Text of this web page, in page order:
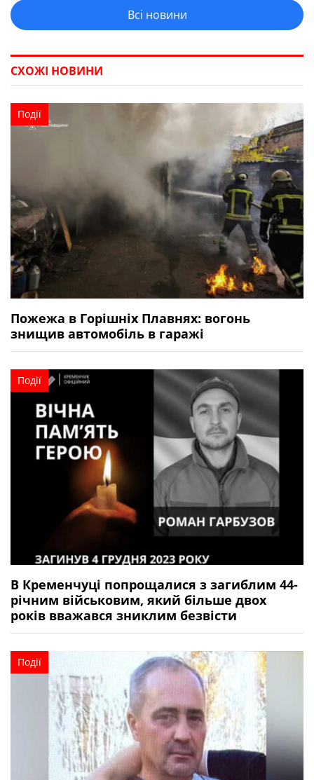
Всі новини
СХОЖІ НОВИНИ
Події
Пожежа в Горішніх Плавнях: вогонь
знищив автомобіль в гаражі
Події
В Кременчуці попрощалися з загиблим 44-
річним військовим, який більше двох
років вважався зниклим безвісти
Події